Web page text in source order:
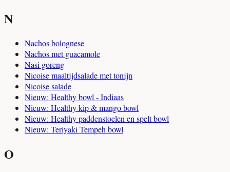
N
Nachos bolognese
Nachos met guacamole
Nasi goreng
Nicoise maaltijdsalade met tonijn
Nicoise salade
Nieuw: Healthy bowl - Indiaas
Nieuw: Healthy kip & mango bowl
Nieuw: Healthy paddenstoelen en spelt bowl
Nieuw: Teriyaki Tempeh bowl
O